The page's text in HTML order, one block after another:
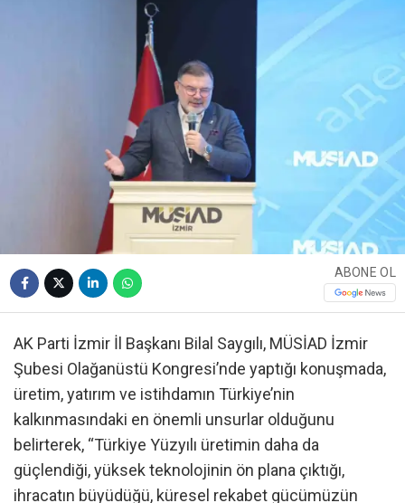
ABONE OL
AK Parti İzmir İl Başkanı Bilal Saygılı, MÜSİAD İzmir
Şubesi Olağanüstü Kongresi’nde yaptığı konuşmada,
üretim, yatırım ve istihdamın Türkiye’nin
kalkınmasındaki en önemli unsurlar olduğunu
belirterek, “Türkiye Yüzyılı üretimin daha da
güçlendiği, yüksek teknolojinin ön plana çıktığı,
ihracatın büyüdüğü, küresel rekabet gücümüzün